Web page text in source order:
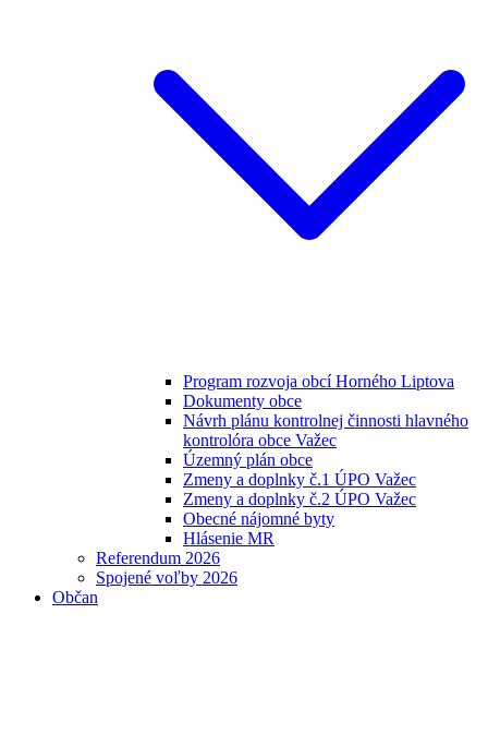
Program rozvoja obcí Horného Liptova
Dokumenty obce
Návrh plánu kontrolnej činnosti hlavného
kontrolóra obce Važec
Územný plán obce
Zmeny a doplnky č.1 ÚPO Važec
Zmeny a doplnky č.2 ÚPO Važec
Obecné nájomné byty
Hlásenie MR
Referendum 2026
Spojené voľby 2026
Občan